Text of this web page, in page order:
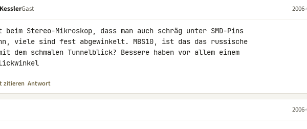
Gast
Stereo-Mikroskop, dass man auch schräg unter SMD-Pins
viele sind fest abgewinkelt. MBS10, ist das das russische
dem schmalen Tunnelblick? Bessere haben vor allem einem
zitieren Antwort